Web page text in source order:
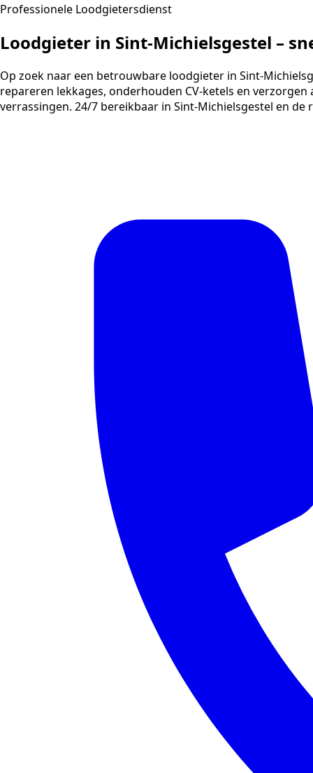
Professionele Loodgietersdienst
Loodgieter in Sint-Michielsgestel –
Op zoek naar een betrouwbare loodgieter in Sint-
repareren lekkages, onderhouden CV-ketels en
verrassingen. 24/7 bereikbaar in Sint-Michielsgestel en de